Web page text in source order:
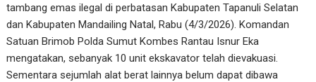
tambang emas ilegal di perbatasan Kabupaten Tapanuli Selatan
dan Kabupaten Mandailing Natal, Rabu (4/3/2026). Komandan
Satuan Brimob Polda Sumut Kombes Rantau Isnur Eka
mengatakan, sebanyak 10 unit ekskavator telah dievakuasi.
Sementara sejumlah alat berat lainnya belum dapat dibawa